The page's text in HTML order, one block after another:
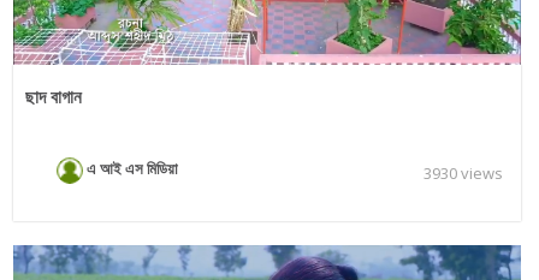
ছাদ বাগান
এ আই এস মিডিয়া 3930 views